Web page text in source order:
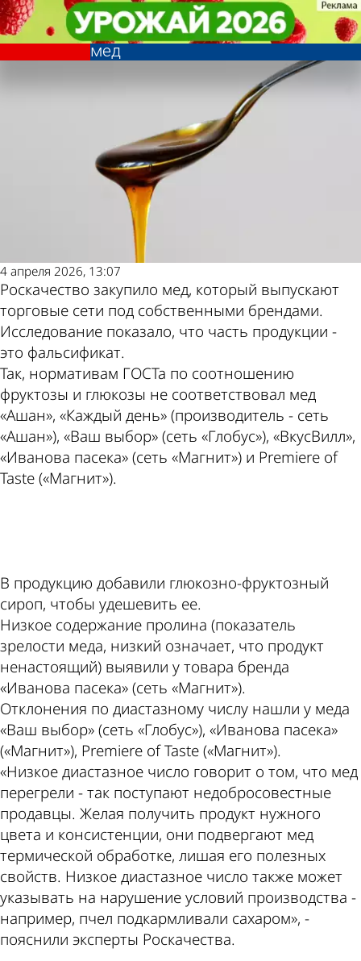
Перечислены бренды, под
которыми выпустили фальшивый
мед
Общество
4 апреля 2026, 13:07
Роскачество закупило мед, который выпускают
торговые сети под собственными брендами.
Исследование показало, что часть продукции -
это фальсификат.
Так, нормативам ГОСТа по соотношению
фруктозы и глюкозы не соответствовал мед
«Ашан», «Каждый день» (производитель - сеть
«Ашан»), «Ваш выбор» (сеть «Глобус»), «ВкусВилл»,
«Иванова пасека» (сеть «Магнит») и Premiere of
Taste («Магнит»).
В продукцию добавили глюкозно-фруктозный
сироп, чтобы удешевить ее.
Низкое содержание пролина (показатель
зрелости меда, низкий означает, что продукт
ненастоящий) выявили у товара бренда
«Иванова пасека» (сеть «Магнит»).
Отклонения по диастазному числу нашли у меда
«Ваш выбор» (сеть «Глобус»), «Иванова пасека»
(«Магнит»), Premiere of Taste («Магнит»).
«Низкое диастазное число говорит о том, что мед
перегрели - так поступают недобросовестные
продавцы. Желая получить продукт нужного
цвета и консистенции, они подвергают мед
термической обработке, лишая его полезных
свойств. Низкое диастазное число также может
указывать на нарушение условий производства -
например, пчел подкармливали сахаром», -
пояснили эксперты Роскачества.
Перечислены бренды, под
которыми выпустили фальшивый
мед
Общество
Другие новости
по теме
Погода и курсы
валют в Пензе